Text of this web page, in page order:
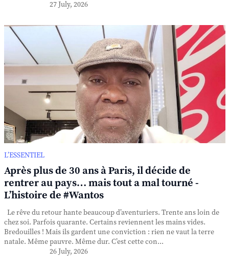
27 July, 2026
L’ESSENTIEL
Après plus de 30 ans à Paris, il décide de
rentrer au pays… mais tout a mal tourné -
L’histoire de #Wantos
Le rêve du retour hante beaucoup d’aventuriers. Trente ans loin de
chez soi. Parfois quarante. Certains reviennent les mains vides.
Bredouilles ! Mais ils gardent une conviction : rien ne vaut la terre
natale. Même pauvre. Même dur. C’est cette con...
26 July, 2026